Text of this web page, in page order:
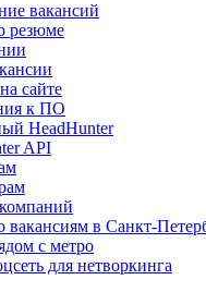
вакансий
резюме
сайте
к ПО
HeadHunter
API
вакансиям в Санкт-
с метро
для нетворкинга